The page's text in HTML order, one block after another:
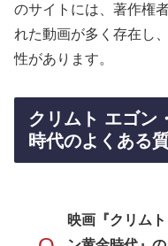
のサイトには、著作権
れた動画が多く存在し
性があります。
クリムト エゴン
時代のよくある
映画『クリム